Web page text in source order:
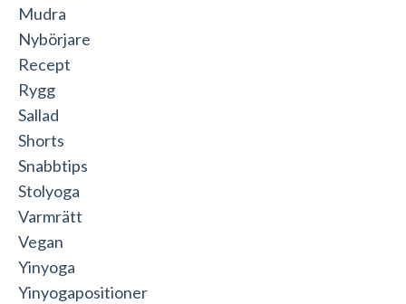
Mudra
Nybörjare
Recept
Rygg
Sallad
Shorts
Snabbtips
Stolyoga
Varmrätt
Vegan
Yinyoga
Yinyogapositioner